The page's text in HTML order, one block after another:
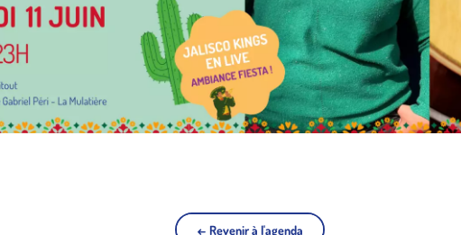
← Revenir à l'agenda